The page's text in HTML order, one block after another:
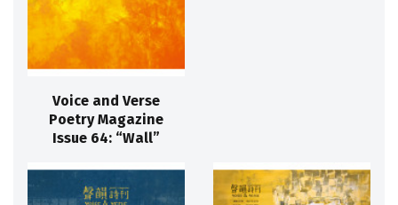
Voice and Verse
Poetry Magazine
Issue 64: “Wall”